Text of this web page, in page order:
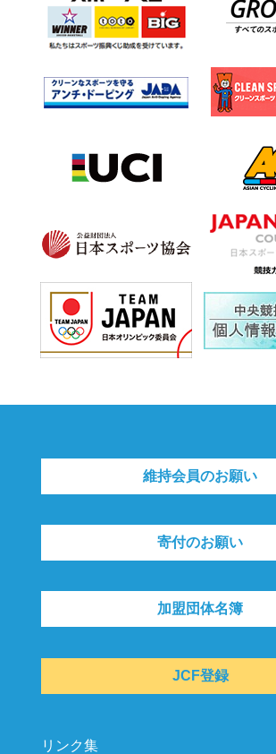
維持会員のお願い
寄付のお願い
加盟団体名簿
JCF登録
リンク集